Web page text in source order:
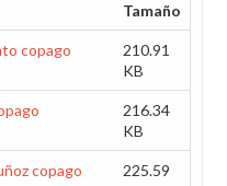
Tamaño
copago
210.91
KB
216.34
KB
copago
225.59